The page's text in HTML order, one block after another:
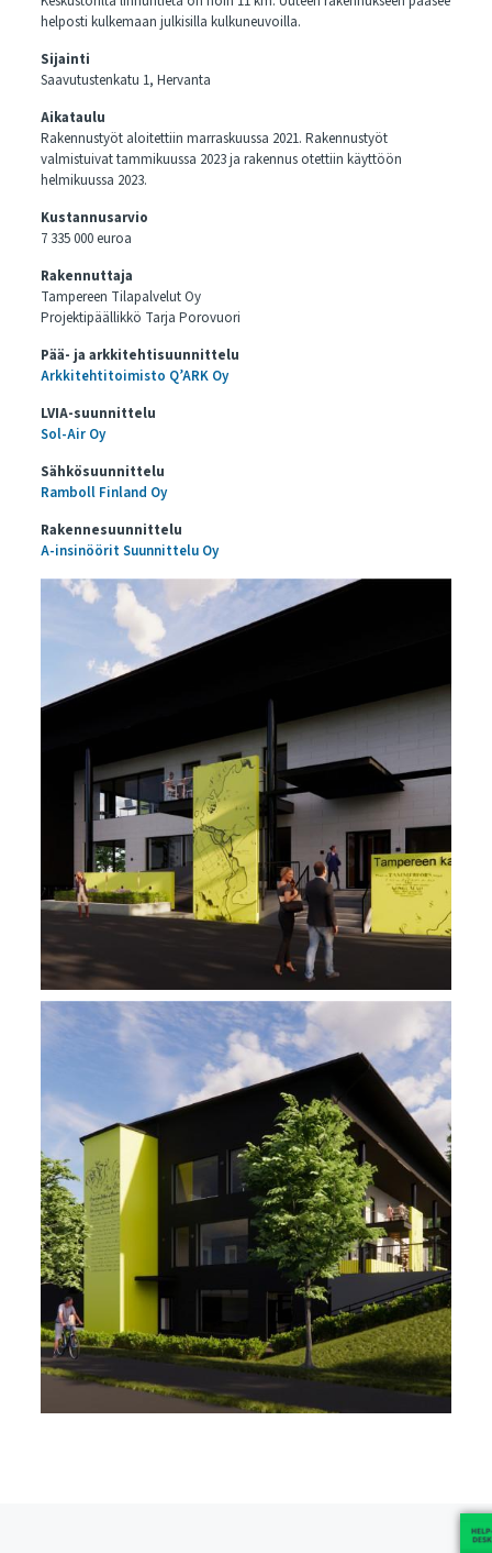
helposti kulkemaan julkisilla kulkuneuvoilla.
Sijainti
Saavutustenkatu 1, Hervanta
Aikataulu
Rakennustyöt aloitettiin marraskuussa 2021. Rakennustyöt
valmistuivat tammikuussa 2023 ja rakennus otettiin käyttöön
helmikuussa 2023.
Kustannusarvio
7 335 000 euroa
Rakennuttaja
Tampereen Tilapalvelut Oy
Projektipäällikkö Tarja Porovuori
Pää- ja arkkitehtisuunnittelu
Arkkitehtitoimisto Q’ARK Oy
LVIA-suunnittelu
Sol-Air Oy
Sähkösuunnittelu
Ramboll Finland Oy
Rakennesuunnittelu
A-insinöörit Suunnittelu Oy